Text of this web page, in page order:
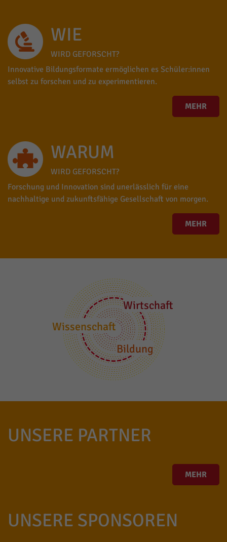
WIE
WIRD GEFORSCHT?
Innovative Bildungsformate ermöglichen es Schüler:innen
selbst zu forschen und zu experimentieren.
MEHR
WARUM
WIRD GEFORSCHT?
Forschung und Innovation sind unerlässlich für eine
nachhaltige und zukunftsfähige Gesellschaft von morgen.
MEHR
Wirtschaft
Wissenschaft
Bildung
UNSERE PARTNER
MEHR
UNSERE SPONSOREN